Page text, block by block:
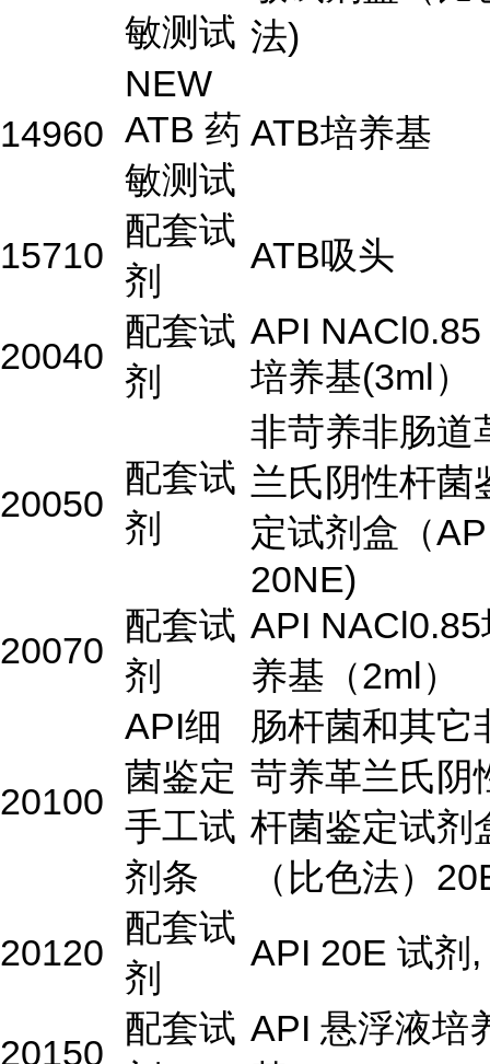
敏测试 法)
14960
NEW
ATB 药
敏测试
ATB培养基
15710
配套试
剂
ATB吸头
20040
配套试
剂
API NACl0.85
培养基(3ml）
20050
配套试
剂
非苛养非肠道
兰氏阴性杆菌
定试剂盒（
20NE)
20070
配套试
剂
API NACl0.85
养基（2ml）
20100
API细
菌鉴定
手工试
剂条
肠杆菌和其它
苛养革兰氏阴
杆菌鉴定试剂
（比色法）
20120
配套试
剂
API 20E 试剂,
20150
配套试 API 悬浮液培